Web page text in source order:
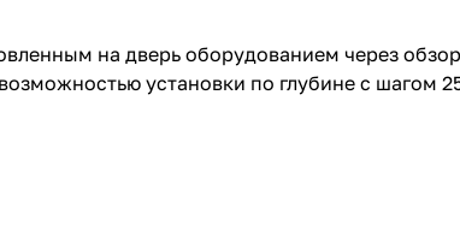
на дверь оборудованием через
установки по глубине с шагом